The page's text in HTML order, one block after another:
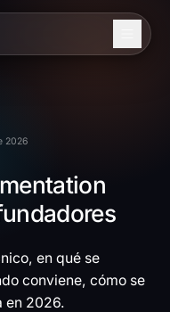
2026
en qué se
conviene, cómo se
en 2026.